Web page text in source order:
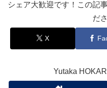
シェア大歓迎です！この記
だ
X
Yutaka